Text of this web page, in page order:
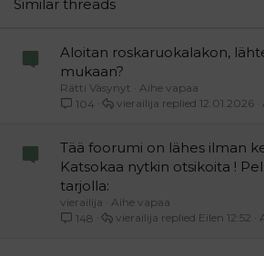
Similar threads
Aloitan roskaruokalakon,
mukaan?
Rätti Väsynyt
Aihe vapaa
104
12.01.2026
vierailija
Tää foorumi on lähes ilman
Katsokaa nytkin otsikoita !
tarjolla:
vierailija
Aihe vapaa
148
Eilen 12:52
vierailija